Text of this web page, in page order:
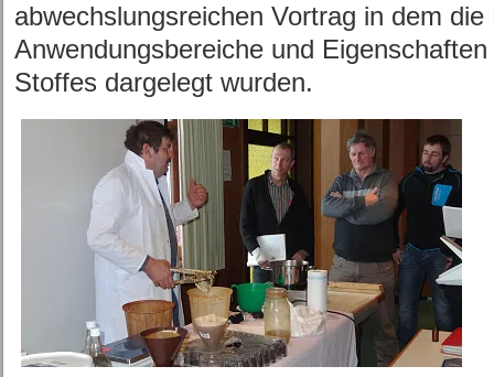
abwechslungsreichen Vortrag in dem die
Anwendungsbereiche und
Stoffes dargelegt wurden.